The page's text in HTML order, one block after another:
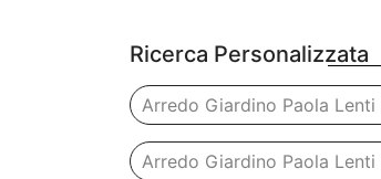
Ricerca Personalizzata
Arredo Giardino Paola Lenti
Arredo Giardino Paola Lenti